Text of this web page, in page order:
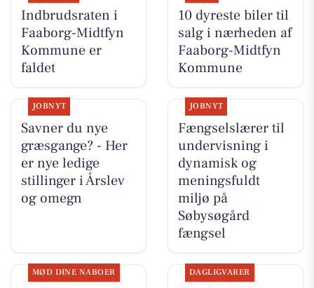
Indbrudsraten i
Faaborg-Midtfyn
Kommune er
faldet
10 dyreste biler til
salg i nærheden af
Faaborg-Midtfyn
Kommune
JOBNYT
Savner du nye
græsgange? - Her
er nye ledige
stillinger i Årslev
og omegn
JOBNYT
Fængselslærer til
undervisning i
dynamisk og
meningsfuldt
miljø på
Søbysøgård
fængsel
MØD DINE NABOER DAGLIGVARER